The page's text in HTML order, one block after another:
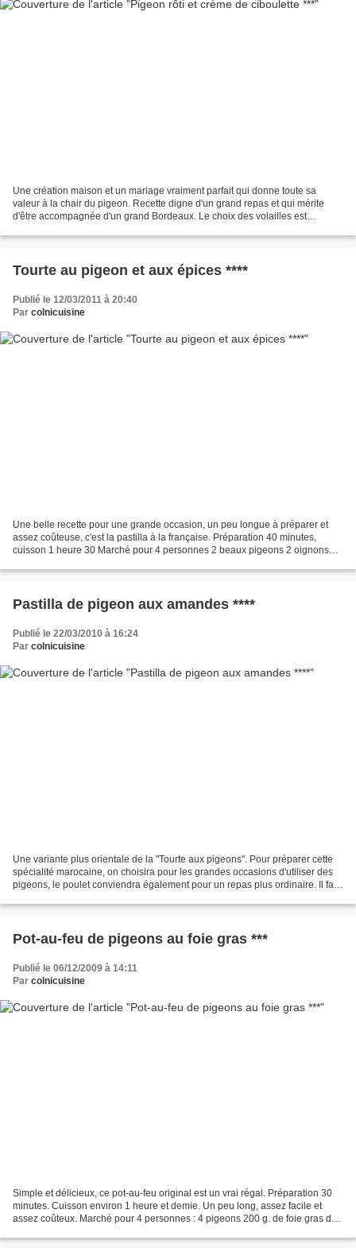
Une création maison et un mariage vraiment parfait qui donne toute sa
valeur à la chair du pigeon. Recette digne d'un grand repas et qui mérite
d'être accompagnée d'un grand Bordeaux. Le choix des volailles est
Tourte au pigeon et aux épices ****
Publié le 12/03/2011 à 20:40
Par colnicuisine
Une belle recette pour une grande occasion, un peu longue à préparer et
assez coûteuse, c'est la pastilla à la française. Préparation 40 minutes,
cuisson 1 heure 30 Marché pour 4 personnes 2 beaux pigeons 2 oignons
Pastilla de pigeon aux amandes ****
Publié le 22/03/2010 à 16:24
Par colnicuisine
Une variante plus orientale de la "Tourte aux pigeons". Pour préparer cette
spécialité marocaine, on choisira pour les grandes occasions d'utiliser des
pigeons, le poulet conviendra également pour un repas plus ordinaire. Il faut
Pot-au-feu de pigeons au foie gras ***
Publié le 06/12/2009 à 14:11
Par colnicuisine
Simple et délicieux, ce pot-au-feu original est un vrai régal. Préparation 30
minutes. Cuisson environ 1 heure et demie. Un peu long, assez facile et
assez coûteux. Marché pour 4 personnes : 4 pigeons 200 g. de foie gras de